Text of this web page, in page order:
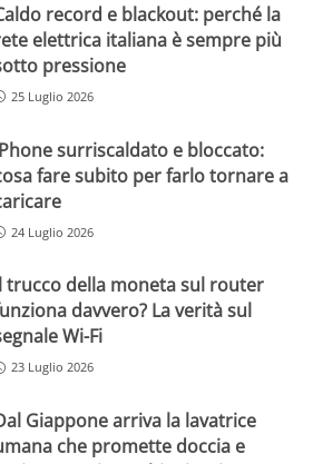
record e blackout: perché la
elettrica italiana è sempre più
pressione
25 Luglio 2026
surriscaldato e bloccato:
fare subito per farlo tornare a
24 Luglio 2026
trucco della moneta sul router
davvero? La verità sul
Wi-Fi
23 Luglio 2026
Giappone arriva la lavatrice
che promette doccia e